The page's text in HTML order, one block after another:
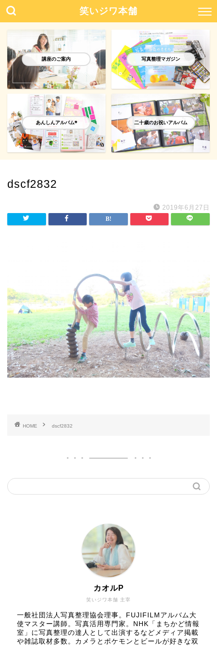
笑いジワ本舗
講座のご案内 写真整理マガジン
あんしんアルバム®️ 二十歳のお祝いアルバム
dscf2832
2019年6月27日
HOME dscf2832
笑いジワ本舗 主宰
カオルP
一般社団法人写真整理協会理事。FUJIFILMアルバム大
使マスター講師。写真活用専門家。NHK「まちかど情報
室」に写真整理の達人として出演するなどメディア掲載
や雑誌取材多数。カメラとポケモンとビールが好きな双